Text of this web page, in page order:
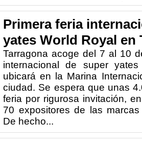
Primera feria
yates World Royal en
Tarragona acoge del 7 al 10
internacional de super
ubicará en la Marina
ciudad. Se espera que unas
feria por rigurosa invitación,
70 expositores de las
De hecho...